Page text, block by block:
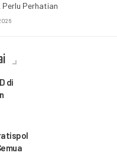
Perhatian
di